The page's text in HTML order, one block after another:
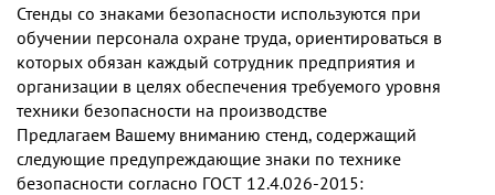
Стенды со знаками безопасности используются при
обучении персонала охране труда, ориентироваться в
которых обязан каждый сотрудник предприятия и
организации в целях обеспечения требуемого уровня
техники безопасности на производстве
Предлагаем Вашему вниманию стенд, содержащий
следующие предупреждающие знаки по технике
безопасности согласно ГОСТ 12.4.026-2015: